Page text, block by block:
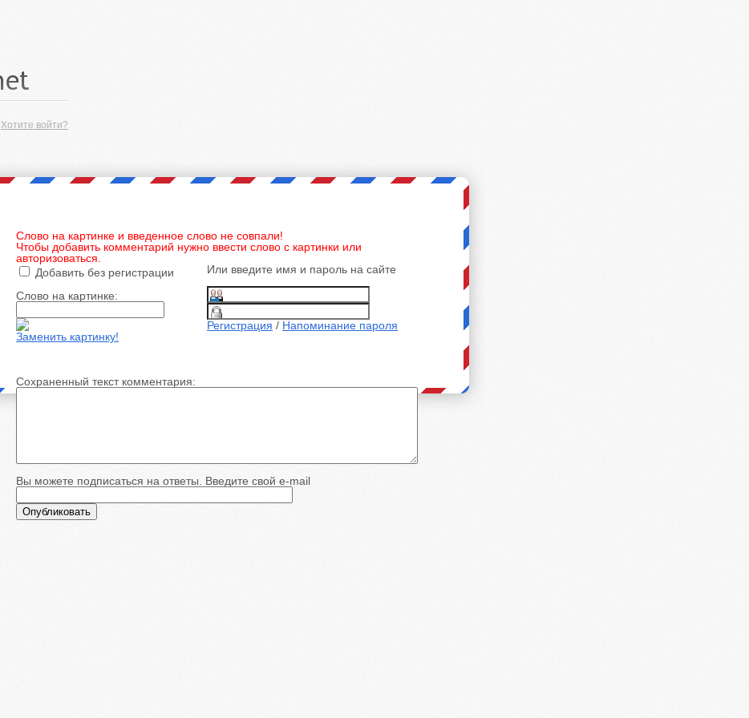
Хотите войти?
Слово на картинке и введенное слово не совпали!
Чтобы добавить комментарий нужно ввести слово с картинки или
авторизоваться.
Добавить без регистрации
Слово на картинке:
Заменить картинку!
Или введите имя и пароль на сайте
Регистрация / Напоминание пароля
Сохраненный текст комментария:
Вы можете подписаться на ответы. Введите свой e-mail